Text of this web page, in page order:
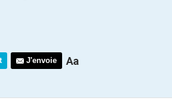
J'envoie